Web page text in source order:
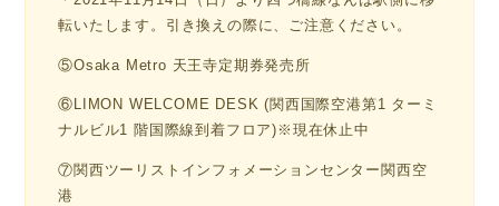
転いたします。引き換えの際に、ご注意ください。
⑤Osaka Metro 天王寺定期券発売所
⑥LIMON WELCOME DESK (関西国際空港第1 ターミ
ナルビル1 階国際線到着フロア)※現在休止中
⑦関⻄ツーリストインフォメーションセンター関⻄空
港